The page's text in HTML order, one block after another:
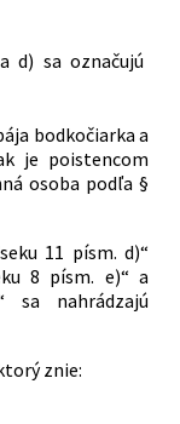
d) sa označujú
bodkočiarka a
je poistencom
osoba podľa §
11 písm. d)“
8 písm. e)“ a
sa nahrádzajú
znie: